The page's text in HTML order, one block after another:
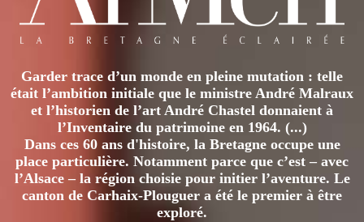
options
peuvent
choisies
sur
la
page
du
produit
Garder trace d’un monde en pleine mutation : telle
était l’ambition initiale que le ministre André Malraux
et l’historien de l’art André Chastel donnaient à
l’Inventaire du patrimoine en 1964. (...)
Dans ces 60 ans d'histoire, la Bretagne occupe une
place particulière. Notamment parce que c’est – avec
l’Alsace – la région choisie pour initier l’aventure. Le
canton de Carhaix-Plouguer a été le premier à être
exploré.